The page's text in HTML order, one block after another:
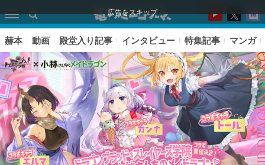
広告をスキップ
赫本 動画 殿堂入り記事 インタビュー 特集記事 マンガ